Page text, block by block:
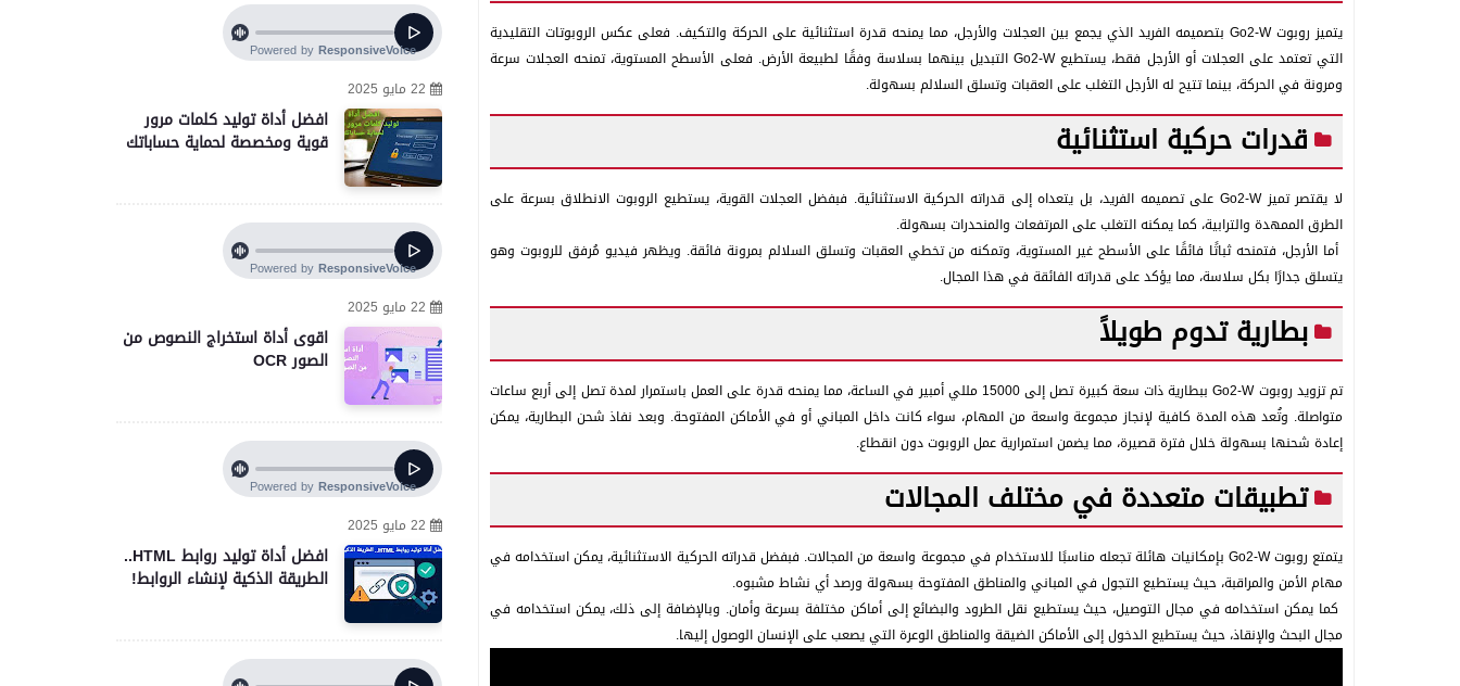
يتميز روبوت Go2-W بتصميمه الفريد الذي يجمع بين العجلات والأرجل، مما يمنحه قدرة استثنائية على الحركة والتكيف. فعلى عكس الروبوتات التقليدية
التي تعتمد على العجلات أو الأرجل فقط، يستطيع Go2-W التبديل بينهما بسلاسة وفقًا لطبيعة الأرض. فعلى الأسطح المستوية، تمنحه العجلات سرعة
ومرونة في الحركة، بينما تتيح له الأرجل التغلب على العقبات وتسلق السلالم بسهولة.
قدرات حركية استثنائية
لا يقتصر تميز Go2-W على تصميمه الفريد، بل يتعداه إلى قدراته الحركية الاستثنائية. فبفضل العجلات القوية، يستطيع الروبوت الانطلاق بسرعة على
الطرق الممهدة والترابية، كما يمكنه التغلب على المرتفعات والمنحدرات بسهولة.
أما الأرجل، فتمنحه ثباتًا فائقًا على الأسطح غير المستوية، وتمكنه من تخطي العقبات وتسلق السلالم بمرونة فائقة. ويظهر فيديو مُرفق للروبوت وهو
يتسلق جدارًا بكل سلاسة، مما يؤكد على قدراته الفائقة في هذا المجال.
بطارية تدوم طويلاً
تم تزويد روبوت Go2-W ببطارية ذات سعة كبيرة تصل إلى 15000 مللي أمبير في الساعة، مما يمنحه قدرة على العمل باستمرار لمدة تصل إلى أربع ساعات
متواصلة. وتُعد هذه المدة كافية لإنجاز مجموعة واسعة من المهام، سواء كانت داخل المباني أو في الأماكن المفتوحة. وبعد نفاذ شحن البطارية، يمكن
إعادة شحنها بسهولة خلال فترة قصيرة، مما يضمن استمرارية عمل الروبوت دون انقطاع.
تطبيقات متعددة في مختلف المجالات
يتمتع روبوت Go2-W بإمكانيات هائلة تجعله مناسبًا للاستخدام في مجموعة واسعة من المجالات. فبفضل قدراته الحركية الاستثنائية، يمكن استخدامه في
مهام الأمن والمراقبة، حيث يستطيع التجول في المباني والمناطق المفتوحة بسهولة ورصد أي نشاط مشبوه.
كما يمكن استخدامه في مجال التوصيل، حيث يستطيع نقل الطرود والبضائع إلى أماكن مختلفة بسرعة وأمان. وبالإضافة إلى ذلك، يمكن استخدامه في
مجال البحث والإنقاذ، حيث يستطيع الدخول إلى الأماكن الضيقة والمناطق الوعرة التي يصعب على الإنسان الوصول إليها.
22 مايو 2025
افضل أداة توليد كلمات مرور
قوية ومخصصة لحماية حساباتك
22 مايو 2025
اقوى أداة استخراج النصوص من
الصور OCR
22 مايو 2025
افضل أداة توليد روابط HTML..
الطريقة الذكية لإنشاء الروابط!